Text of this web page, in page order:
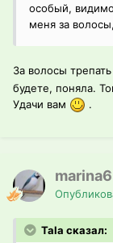
особый,
меня за
За волосы
будете, поняла.
Удачи вам
.
Tala сказал: